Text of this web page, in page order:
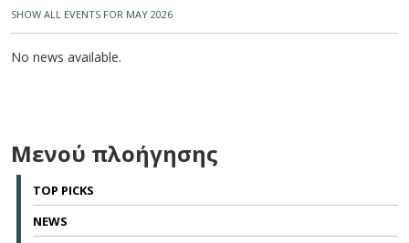
SHOW ALL EVENTS FOR MAY 2026
No news available.
Μενού πλοήγησης
TOP PICKS
NEWS